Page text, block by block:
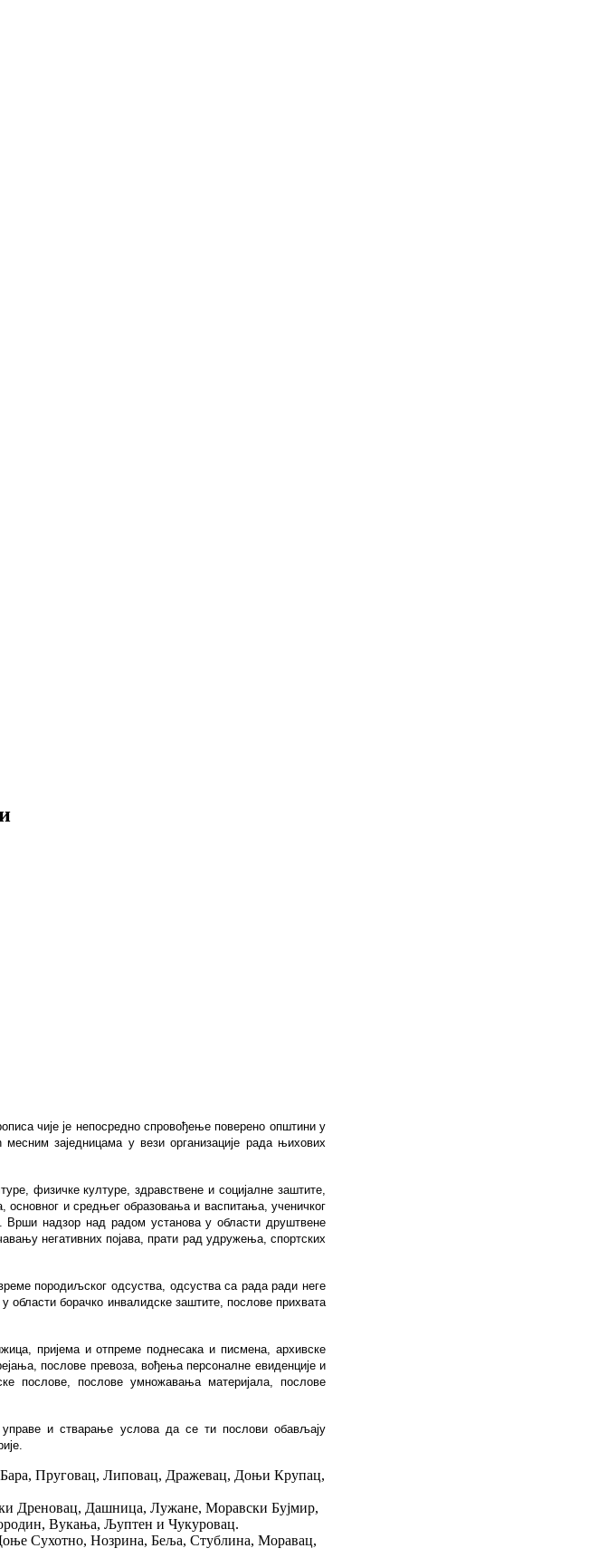
чије је непосредно спровођење поверено општини у
заједницама у вези организације рада њихових
физичке културе, здравствене и социјалне заштите,
и средњег образовања и васпитања, ученичког
Врши надзор над радом установа у области друштвене
негативних појава, прати рад удружења, спортских
породиљског одсуства, одсуства са рада ради неге
борачко инвалидске заштите, послове прихвата
пријема и отпреме поднесака и писмена, архивске
послове превоза, вођења персоналне евиденције и
послове, послове умножавања материјала, послове
и стварање услова да се ти послови обављају
Пруговац, Липовац, Дражевац, Доњи Крупац,
Дреновац, Дашница, Лужане, Моравски Бујмир,
Вукања, Љуптен и Чукуровац.
Сухотно, Нозрина, Беља, Стублина, Моравац,